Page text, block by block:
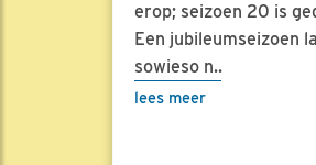
erop; seizoen 20 is
Een jubileumseizoen
sowieso n..
lees meer